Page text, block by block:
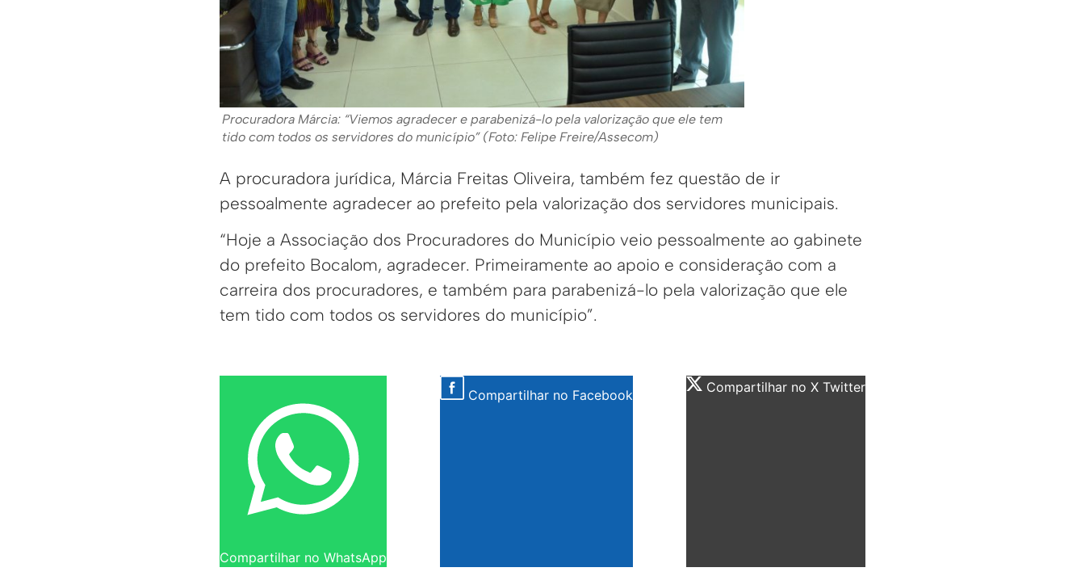
Procuradora Márcia: “Viemos agradecer e parabenizá-lo pela valorização que ele tem
tido com todos os servidores do município” (Foto: Felipe Freire/Assecom)
A procuradora jurídica, Márcia Freitas Oliveira, também fez questão de ir
pessoalmente agradecer ao prefeito pela valorização dos servidores municipais.
“Hoje a Associação dos Procuradores do Município veio pessoalmente ao gabinete
do prefeito Bocalom, agradecer. Primeiramente ao apoio e consideração com a
carreira dos procuradores, e também para parabenizá-lo pela valorização que ele
tem tido com todos os servidores do município”.
Compartilhar no WhatsApp
Compartilhar no Facebook Compartilhar no X Twitter